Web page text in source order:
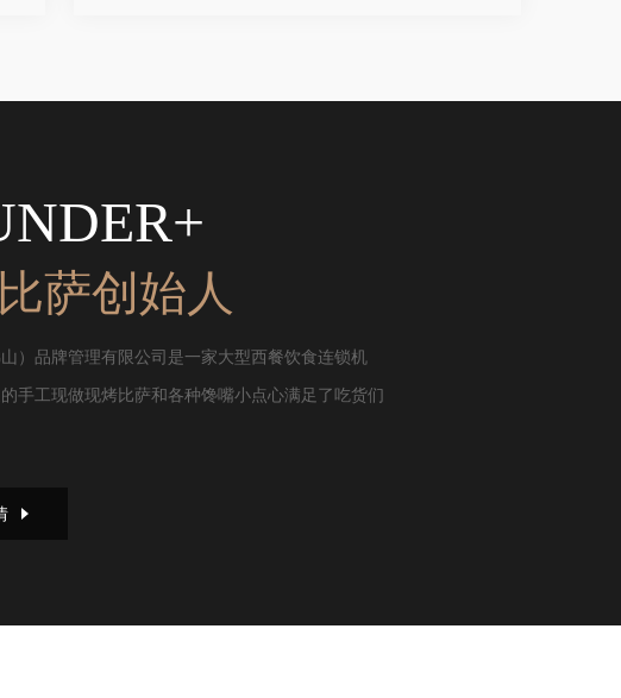
萨创始人
）品牌管理有限公司是一家大型西餐饮食连锁机
手工现做现烤比萨和各种馋嘴小点心满足了吃货们